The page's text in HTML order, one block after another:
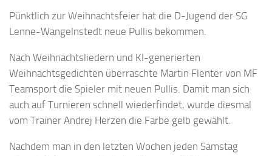
Pünktlich zur Weihnachtsfeier hat die D-Jugend der SG
Lenne-Wangelnstedt neue Pullis bekommen.
Nach Weihnachtsliedern und KI-generierten
Weihnachtsgedichten überraschte Martin Flenter von MF
Teamsport die Spieler mit neuen Pullis. Damit man sich
auch auf Turnieren schnell wiederfindet, wurde diesmal
vom Trainer Andrej Herzen die Farbe gelb gewählt.
Nachdem man in den letzten Wochen jeden Samstag